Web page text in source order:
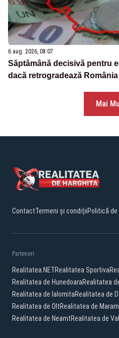
6 aug. 2026, 08:07
Săptămână decisivă pentru
dacă retrogradează
Mai
ContactTermeni și condițiiPolitică
Parteneri:
Realitatea.NETRealitatea Sportiva
Realitatea de HunedoaraRealitatea
Realitatea de IalomitaRealitatea de
Realitatea de OltRealitatea de
Realitatea de NeamtRealitatea de